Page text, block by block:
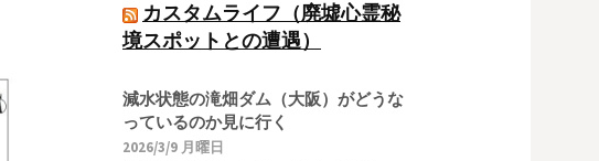
カスタムライフ（廃墟心霊秘
境スポットとの遭遇）
減水状態の滝畑ダム（大阪）がどうな
っているのか見に行く
2026/3/9 月曜日